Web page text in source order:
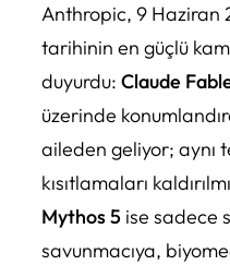
Anthropic, 9 Haziran
tarihinin en güçlü
duyurdu: Claude
üzerinde
aileden geliyor; aynı
kısıtlamaları
Mythos 5 ise sadece
savunmacıya,